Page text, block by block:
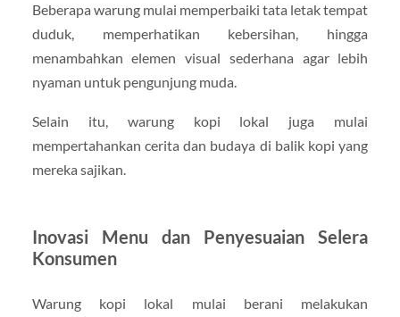
Beberapa warung mulai memperbaiki tata letak tempat
duduk, memperhatikan kebersihan, hingga
menambahkan elemen visual sederhana agar lebih
nyaman untuk pengunjung muda.
Selain itu, warung kopi lokal juga mulai
mempertahankan cerita dan budaya di balik kopi yang
mereka sajikan.
Inovasi Menu dan Penyesuaian Selera
Konsumen
Warung kopi lokal mulai berani melakukan